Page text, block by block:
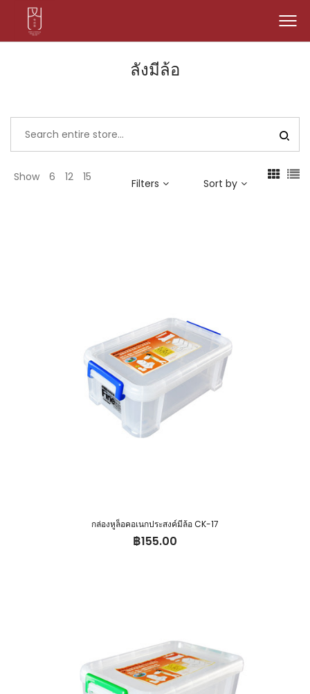
ลังมีล้อ
Show 6 12 15 Filters Sort by
กล่องหูล็อคอเนกประสงค์มีล้อ CK-17
฿155.00